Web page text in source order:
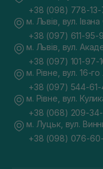
+38 (098) 778-13-
м. Львів, вул.
+38 (097) 611-95-
м. Львів, вул.
+38 (097) 101-97-
м. Рівне, вул. 16-
+38 (097) 544-
м. Рівне, вул.
+38 (068) 209-
м. Луцьк, вул.
+38 (098) 076-